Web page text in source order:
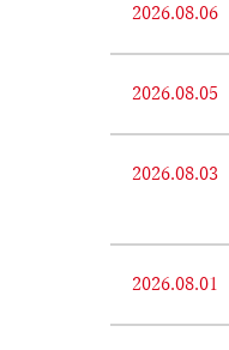
2026.08.06
2026.08.05
2026.08.03
2026.08.01